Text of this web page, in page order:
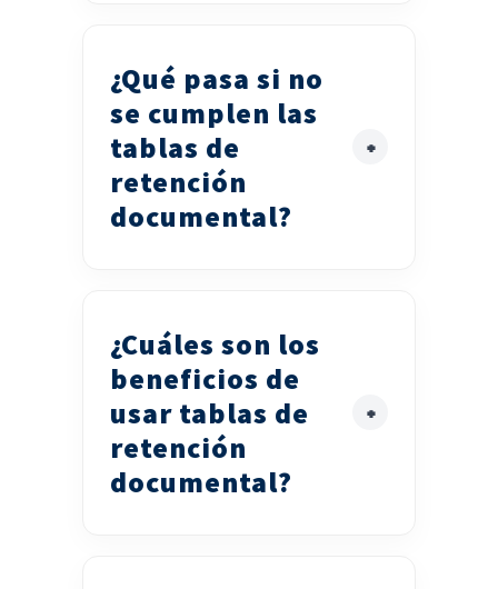
¿Qué pasa si no
se cumplen las
tablas de
retención
documental?
¿Cuáles son los
beneficios de
usar tablas de
retención
documental?